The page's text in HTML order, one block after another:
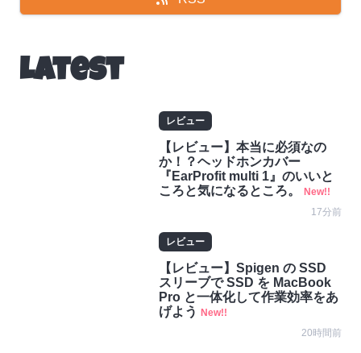
Latest
レビュー
【レビュー】本当に必須なの
か！？ヘッドホンカバー
『EarProfit multi 1』のいいと
ころと気になるところ。
New!!
17分前
レビュー
【レビュー】Spigen の SSD
スリーブで SSD を MacBook
Pro と一体化して作業効率をあ
げよう New!!
20時間前